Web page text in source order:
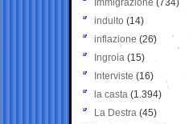
Immigrazione (734)
indulto (14)
inflazione (26)
Ingroia (15)
Interviste (16)
la casta (1.394)
La Destra (45)